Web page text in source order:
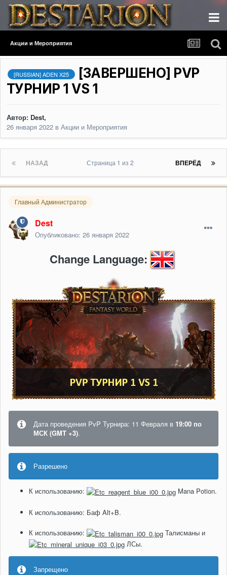
Акции и Мероприятия
[RUSSIAN] ADEN X25
[ЗАВЕРШЕНО] PVP
ТУРНИР 1 VS 1
Автор: Dest,
26 января 2022 в Акции и Мероприятия
НАЗАД ВПЕРЁД
Страница 1 из 2
Главный Администратор
Dest
Опубликовано: 26 января 2022
Change Language:
Дата проведения PvP Турнира: 11 Февраля в 19:00 по
МСК (GMT +3).
Разрешено
К использованию: Mana Potion.
К использованию: Баф Alt+B.
К использованию:
Талисманы и
ЛСы.
Запрещено